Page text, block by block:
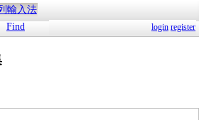
輸入法
Find login register